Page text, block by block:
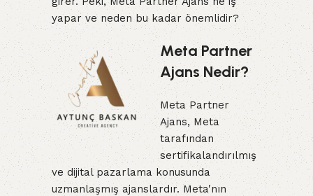
yapar ve neden bu kadar önemlidir?
Meta Partner
Ajans Nedir?
Meta Partner
Ajans, Meta
tarafından
sertifikalandırılmış
ve dijital pazarlama konusunda
uzmanlaşmış ajanslardır. Meta'nın